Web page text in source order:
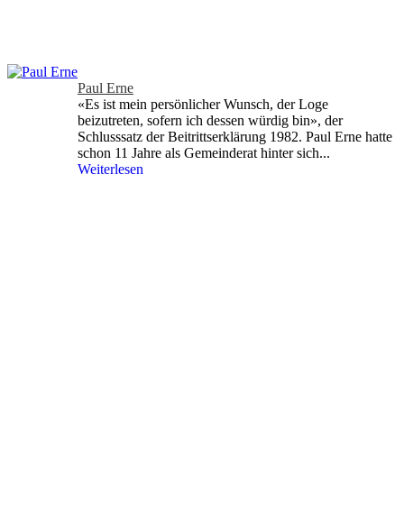
Paul Erne
«Es ist mein persönlicher Wunsch, der Loge
beizutreten, sofern ich dessen würdig bin», der
Schlusssatz der Beitrittserklärung 1982. Paul Erne hatte
schon 11 Jahre als Gemeinderat hinter sich...
Weiterlesen